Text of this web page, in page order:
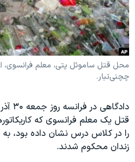
فرهنگ و زندگی
حقوق شهروندی
اقتصادی
علم و فناوری
اسرائیل در جنگ
آرشیو پخش زنده
مستندها
انتخابات ریاست جمهوری آمریکا ۲۰۲۴
حمله جمهوری اسلامی به اسرائیل
رمز مهسا
ورزش زنان در ایران
مجموعه مستندهای دادخواهی
تریبونال مردمی آبان ۹۸
دادگاه حمید نوری
دنبال کنید
زبانهای مختلف
چچنی‌تبار.
قتل یک معلم فرانسوی که
زندان محکوم شدند.